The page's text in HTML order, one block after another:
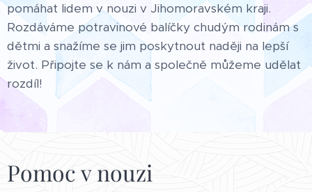
pomáhat lidem v nouzi v Jihomoravském kraji.
Rozdáváme potravinové balíčky chudým rodinám s
dětmi a snažíme se jim poskytnout naději na lepší
život. Připojte se k nám a společně můžeme udělat
rozdíl!
Pomoc v nouzi